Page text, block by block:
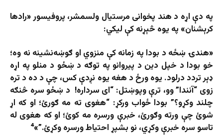
په دې اړه د هند پخوانی مرستیال ولسمشر، پروفیسور «رادها
کرېشنان» په یوه څېړنه کې لیکي:
«هندۍ ښځه د بودا په زمانه کې منزوي او ګوښه‌نشینه نه وه؛
خو بودا د خپل دین د پیروانو په توګه د ښځو د منلو په اړه
ډېر تردد درلود. یوه ورځ د هغه یوه نږدې کس، چې د ده د تره
زوی “آنندا” وو، ترې وپوښتل: “ای سرداره! د ښځو سره څنګه
چلند وکړو؟” بودا ځواب ورکړ: “هغوی ته مه ګورئ؛ او که اړ
شوئ چې ورته وګورئ، خبرې ورسره مه کوئ؛ او که هغوی له
تاسو سره خبرې وکړي، نو بشپړ احتیاط ورسره وکړئ.”»⁴